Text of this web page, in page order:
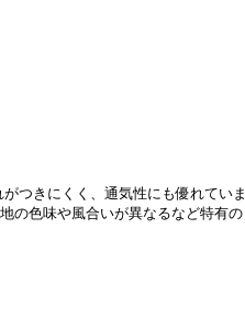
つきにくく、通気性にも優れていま
の色味や風合いが異なるなど特有の